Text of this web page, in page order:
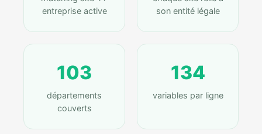
entreprise active
son entité légale
103
départements
couverts
134
variables par ligne